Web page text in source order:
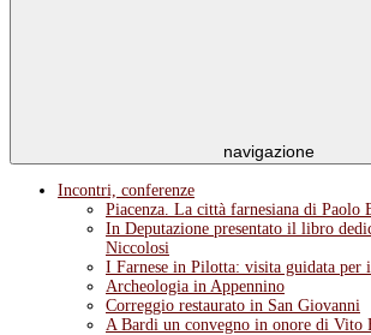
navigazione
Incontri, conferenze
Piacenza. La città farnesiana di Paolo
In Deputazione presentato il libro
Niccolosi
I Farnese in Pilotta: visita guidata per
Archeologia in Appennino
Correggio restaurato in San Giovanni
A Bardi un convegno in onore di Vito